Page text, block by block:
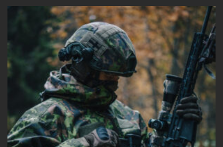
on
useampi
muunnelma.
Voit
tehdä
valinnat
tuotteen
sivulla.